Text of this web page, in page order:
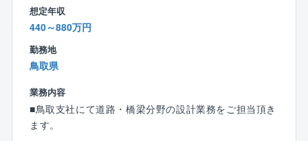
ズに応えられるような体制を築いております。
製造から販売までボイラに関するあらゆる事業を手掛
生活の基盤を支える事業をして手掛けております。
また、同社は民生熱エネルギー分野でトップ企業とな
ることを目指しており、すべてのステークホルダーの
皆さまにとって価値ある企業になるよう事業を展開し
ています。
想定年収
440～880万円
勤務地
鳥取県
業務内容
■鳥取支社にて道路・橋梁分野の設計業務をご担当頂き
ます。